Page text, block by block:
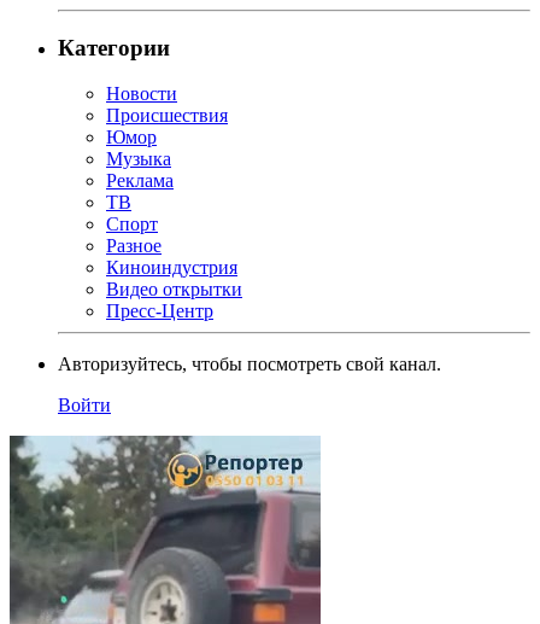
Категории
Новости
Происшествия
Юмор
Музыка
Реклама
ТВ
Спорт
Разное
Киноиндустрия
Видео открытки
Пресс-Центр
Авторизуйтесь, чтобы посмотреть свой канал.
Войти